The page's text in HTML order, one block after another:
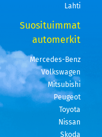
Lahti
Suosituimmat
automerkit
Mercedes-Benz
Volkswagen
Mitsubishi
Peugeot
Toyota
Nissan
Skoda